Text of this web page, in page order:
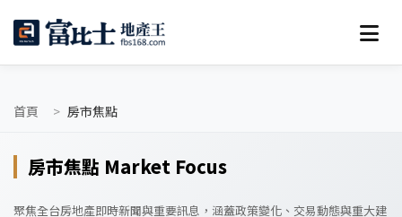
首頁 房市焦點
房市焦點 Market Focus
聚焦全台房地產即時新聞與重要訊息，涵蓋政策變化、交易動態與重大建